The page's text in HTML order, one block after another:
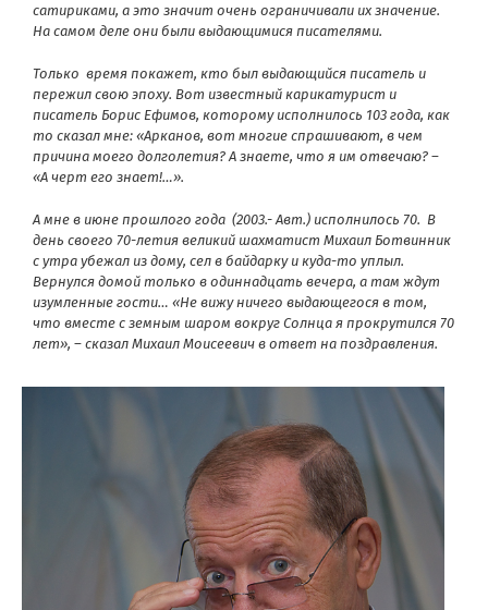
сатириками, а это значит очень ограничивали их значение.
На самом деле они были выдающимися писателями.
Только время покажет, кто был выдающийся писатель и
пережил свою эпоху. Вот известный карикатурист и
писатель Борис Ефимов, которому исполнилось 103 года, как
то сказал мне: «Арканов, вот многие спрашивают, в чем
причина моего долголетия? А знаете, что я им отвечаю? –
«А черт его знает!…».
А мне в июне прошлого года (2003.- Авт.) исполнилось 70. В
день своего 70-летия великий шахматист Михаил Ботвинник
с утра убежал из дому, сел в байдарку и куда-то уплыл.
Вернулся домой только в одиннадцать вечера, а там ждут
изумленные гости… «Не вижу ничего выдающегося в том,
что вместе с земным шаром вокруг Солнца я прокрутился 70
лет», – сказал Михаил Моисеевич в ответ на поздравления.